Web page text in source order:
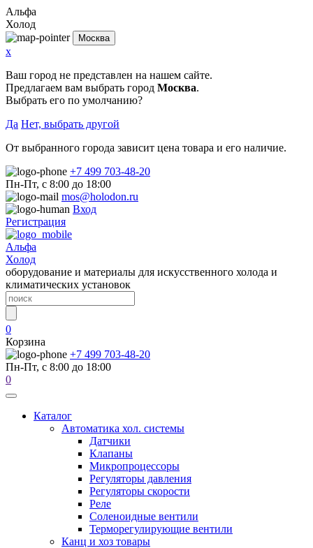
Альфа
Холод
Москва
x
Ваш город не представлен на нашем сайте.
Предлагаем вам выбрать город Москва.
Выбрать его по умолчанию?
Да Нет, выбрать другой
От выбранного города зависит цена товара и его наличие.
+7 499 703-48-20
Пн-Пт, с 8:00 до 18:00
mos@holodon.ru
Вход
Регистрация
Альфа
Холод
оборудование и материалы для искусственного холода и
климатических установок
0
Корзина
+7 499 703-48-20
Пн-Пт, с 8:00 до 18:00
0
Каталог
Автоматика хол. системы
Датчики
Клапаны
Микропроцессоры
Регуляторы давления
Регуляторы скорости
Реле
Соленоидные вентили
Терморегулирующие вентили
Канц и хоз товары